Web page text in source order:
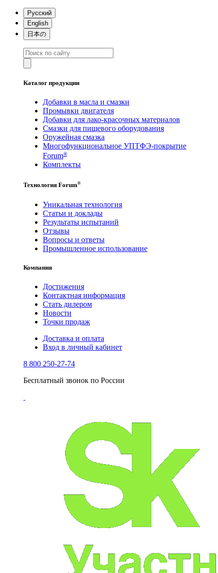
Русский
English
日本の
Каталог продукции
Добавки в масла и смазки
Промывки двигателя
Добавки для лако-красочных материалов
Смазки для пищевого оборудования
Оружейная смазка
Многофункциональное УПТФЭ-покрытие
Forum®
Комплекты
Технология Forum®
Уникальная технология
Статьи и доклады
Результаты испытаний
Отзывы
Вопросы и ответы
Промышленное использование
Компания
Достижения
Контактная информация
Стать дилером
Новости
Точки продаж
Доставка и оплата
Вход в личный кабинет
8 800 250-27-74
Бесплатный звонок по России